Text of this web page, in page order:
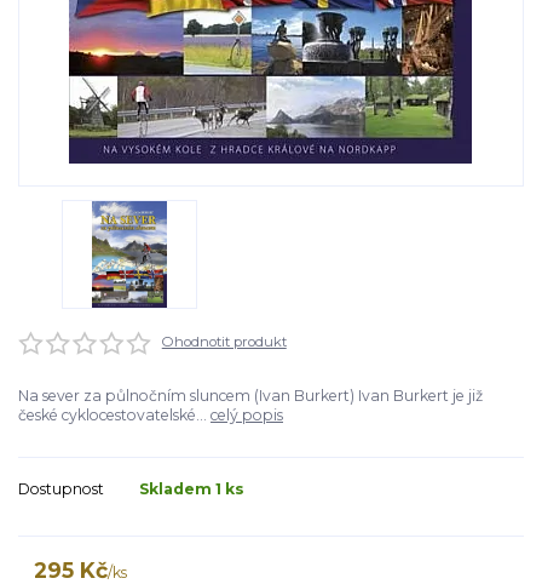
Ohodnotit produkt
Na sever za půlnočním sluncem (Ivan Burkert) Ivan Burkert je již
české cyklocestovatelské... celý popis
Dostupnost Skladem 1 ks
295 Kč/ks